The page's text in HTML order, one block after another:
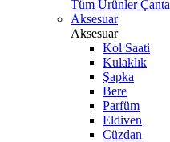
Tüm Ürünler Çanta
Aksesuar
Aksesuar
Kol Saati
Kulaklık
Şapka
Bere
Parfüm
Eldiven
Cüzdan